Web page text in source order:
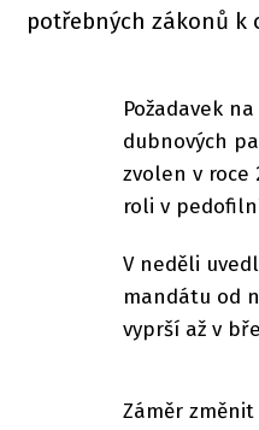
potřebných zákonů
Požadavek
dubnových
zvolen v roce
roli v
V neděli
mandátu od
vyprší až v
Záměr